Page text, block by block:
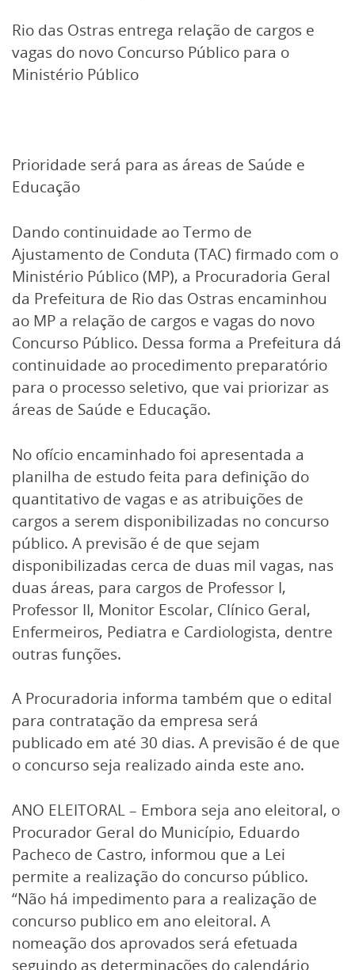
Rio das Ostras entrega relação de cargos e
vagas do novo Concurso Público para o
Ministério Público
Prioridade será para as áreas de Saúde e
Educação
Dando continuidade ao Termo de
Ajustamento de Conduta (TAC) firmado com o
Ministério Público (MP), a Procuradoria Geral
da Prefeitura de Rio das Ostras encaminhou
ao MP a relação de cargos e vagas do novo
Concurso Público. Dessa forma a Prefeitura dá
continuidade ao procedimento preparatório
para o processo seletivo, que vai priorizar as
áreas de Saúde e Educação.
No ofício encaminhado foi apresentada a
planilha de estudo feita para definição do
quantitativo de vagas e as atribuições de
cargos a serem disponibilizadas no concurso
público. A previsão é de que sejam
disponibilizadas cerca de duas mil vagas, nas
duas áreas, para cargos de Professor I,
Professor II, Monitor Escolar, Clínico Geral,
Enfermeiros, Pediatra e Cardiologista, dentre
outras funções.
A Procuradoria informa também que o edital
para contratação da empresa será
publicado em até 30 dias. A previsão é de que
o concurso seja realizado ainda este ano.
ANO ELEITORAL – Embora seja ano eleitoral, o
Procurador Geral do Município, Eduardo
Pacheco de Castro, informou que a Lei
permite a realização do concurso público.
“Não há impedimento para a realização de
concurso publico em ano eleitoral. A
nomeação dos aprovados será efetuada
seguindo as determinações do calendário